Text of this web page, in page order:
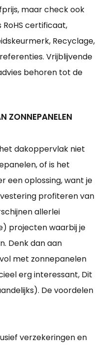
maar check ook
certificaat,
Recyclage,
Vrijblijvende
behoren tot de
ZONNEPANELEN
dakoppervlak niet
of is het
een oplossing, want je
profiteren van
allerlei
projecten waarbij je
Denk dan aan
met zonnepanelen
erg interessant, Dit
De voordelen
verzekeringen en